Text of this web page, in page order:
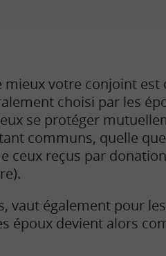
mieux votre conjoint est
choisi par les
se protéger
communs, quelle
ceux reçus par
vaut également pour
époux devient alors